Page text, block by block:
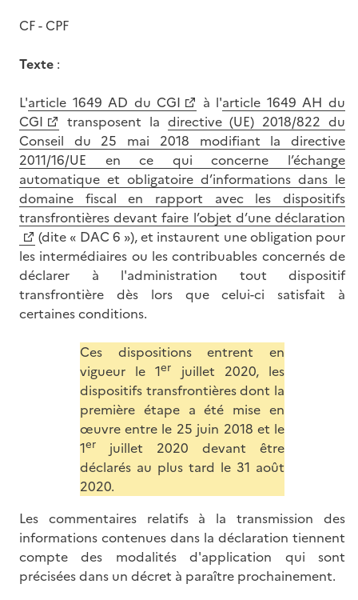
CF - CPF
Texte :
L'article 1649 AD du CGI à l'article 1649 AH du
CGI
transposent la directive (UE) 2018/822 du
Conseil du 25 mai 2018 modifiant la directive
2011/16/UE en ce qui concerne l’échange
automatique et obligatoire d’informations dans le
domaine fiscal en rapport avec les dispositifs
transfrontières devant faire l’objet d’une déclaration
(dite « DAC 6 »), et instaurent une obligation pour
les intermédiaires ou les contribuables concernés de
déclarer à l'administration tout dispositif
transfrontière dès lors que celui-ci satisfait à
certaines conditions.
Ces dispositions entrent en
vigueur le 1er
juillet 2020, les
dispositifs transfrontières dont la
première étape a été mise en
œuvre entre le 25 juin 2018 et le
1erjuillet 2020 devant être
déclarés au plus tard le 31 août
2020.
Les commentaires relatifs à la transmission des
informations contenues dans la déclaration tiennent
compte des modalités d'application qui sont
précisées dans un décret à paraître prochainement.